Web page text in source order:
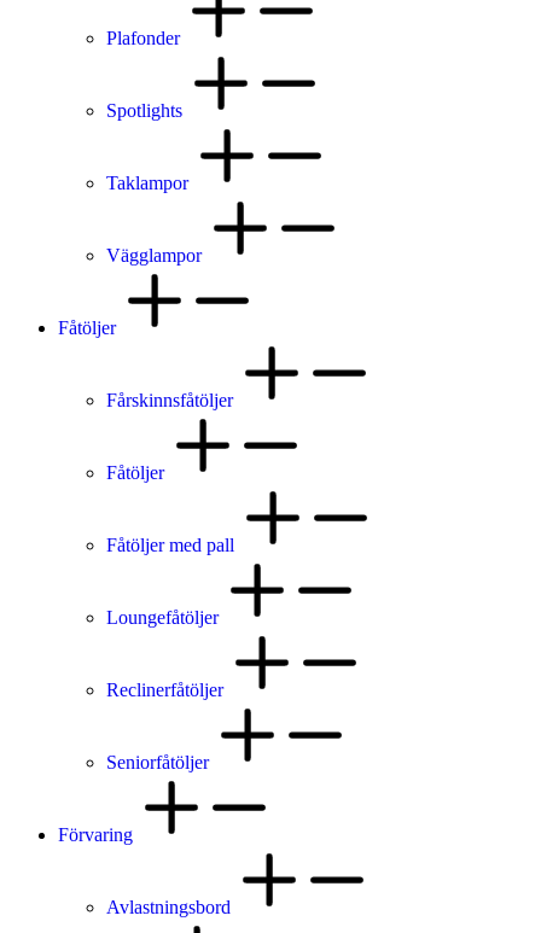
Plafonder
Spotlights
Taklampor
Vägglampor
Fåtöljer
Fårskinnsfåtöljer
Fåtöljer
Fåtöljer med pall
Loungefåtöljer
Reclinerfåtöljer
Seniorfåtöljer
Förvaring
Avlastningsbord